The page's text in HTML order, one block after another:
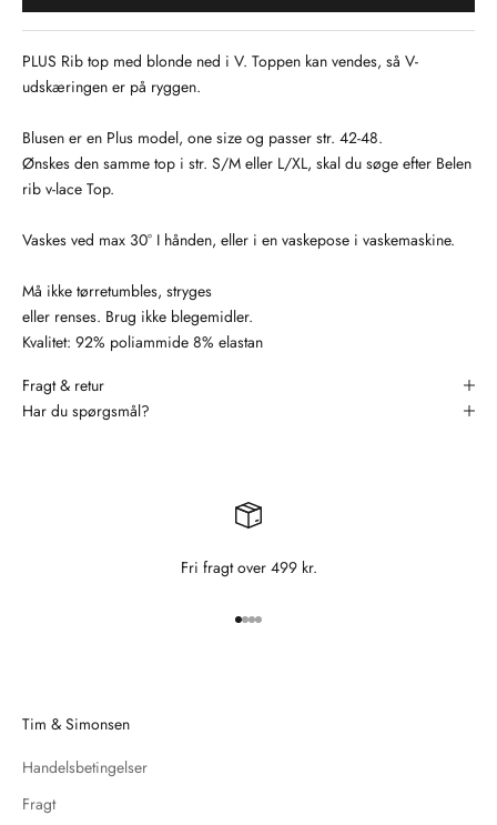
PLUS Rib top med blonde ned i V. Toppen kan vendes, så V-
udskæringen er på ryggen.
Blusen er en Plus model, one size og passer str. 42-48.
Ønskes den samme top i str. S/M eller L/XL, skal du søge efter Belen
rib v-lace Top.
Vaskes ved max 30° I hånden, eller i en vaskepose i vaskemaskine.
Må ikke tørretumbles, stryges
eller renses. Brug ikke blegemidler.
Kvalitet: 92% poliammide 8% elastan
Fragt & retur
Har du spørgsmål?
Fri fragt over 499 kr.
Gå til element 1
Gå til element 2
Gå til element 3
Gå til element 4
Tim & Simonsen
Handelsbetingelser
Fragt